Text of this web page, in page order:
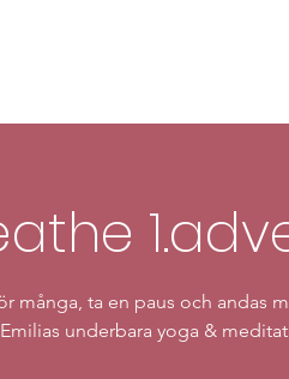
många, ta en paus och andas
underbara yoga &